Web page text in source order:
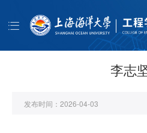
首页
人才培养
李志
发布时间： 2026-04-03